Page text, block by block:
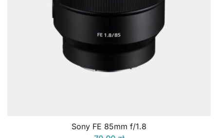
Sony FE 85mm f/1.8